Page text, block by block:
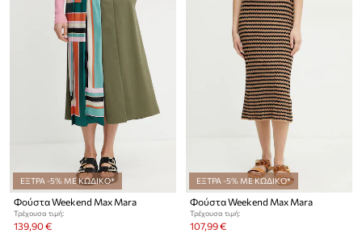
ΕΞΤΡΑ -5% ΜΕ ΚΩΔΙΚΟ*
Φούστα Weekend Max Mara
Τρέχουσα τιμή:
139,90 €
ΕΞΤΡΑ -5% ΜΕ ΚΩΔΙΚΟ*
Φούστα Weekend Max Mara
Τρέχουσα τιμή:
107,99 €